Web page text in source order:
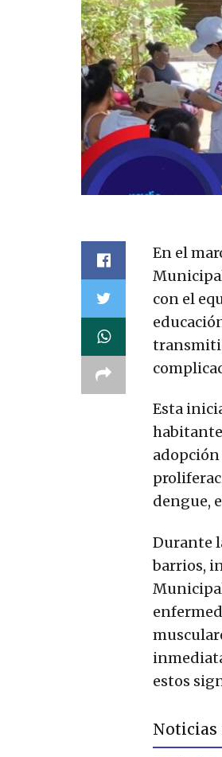
En el
con el
Esta
dengue,
Durante
barrios,
estos
Noticias